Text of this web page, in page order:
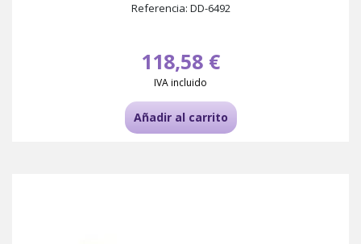
Referencia: DD-6492
118,58 €
IVA incluido
Añadir al carrito